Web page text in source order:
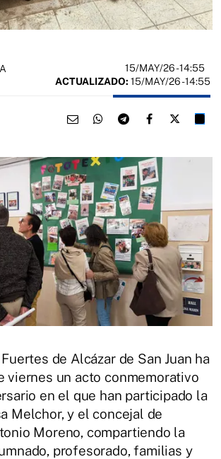
15/MAY/26- 14:55
ACTUALIZADO: 15/MAY/26 - 14:55
de Alcázar de San Juan ha
viernes un acto conmemorativo
en el que han participado la
Melchor, y el concejal de
Moreno, compartiendo la
profesorado, familias y